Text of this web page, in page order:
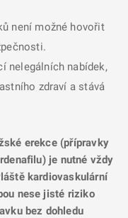
není možné hovořit
nelegálních nabídek,
zdraví a stává
erekce (přípravky
je nutné vždy
kardiovaskulární
nese jisté riziko
bez dohledu